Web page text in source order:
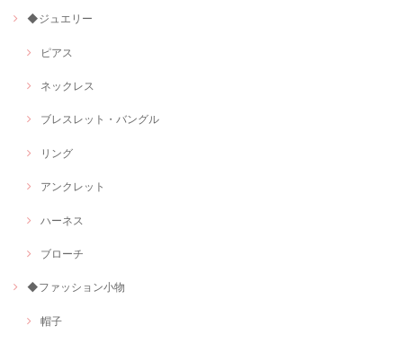
◆ジュエリー
ピアス
ネックレス
ブレスレット・バングル
リング
アンクレット
ハーネス
ブローチ
◆ファッション小物
帽子